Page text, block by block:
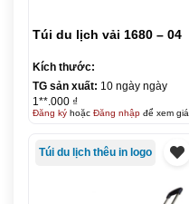
Túi du lịch vải 1680 – 04
Kích thước:
TG sản xuất: 10 ngày ngày
1**.000 ₫
Đăng kýhoặc Đăng nhậpđể xem giá
Túi du lịch thêu in logo